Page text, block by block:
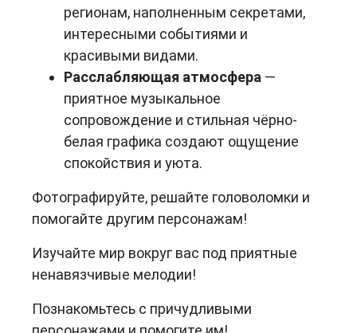
регионам, наполненным секретами,
интересными событиями и
красивыми видами.
Расслабляющая атмосфера —
приятное музыкальное
сопровождение и стильная чёрно-
белая графика создают ощущение
спокойствия и уюта.
Фотографируйте, решайте головоломки и
помогайте другим персонажам!
Изучайте мир вокруг вас под приятные
ненавязчивые мелодии!
Познакомьтесь с причудливыми